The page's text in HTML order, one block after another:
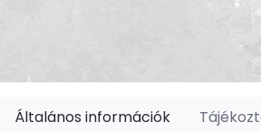
Doktori
Általános információk